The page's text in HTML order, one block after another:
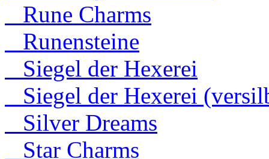
Rune Charms
Runensteine
Siegel der Hexerei
Siegel der Hexerei
Silver Dreams
Star Charms